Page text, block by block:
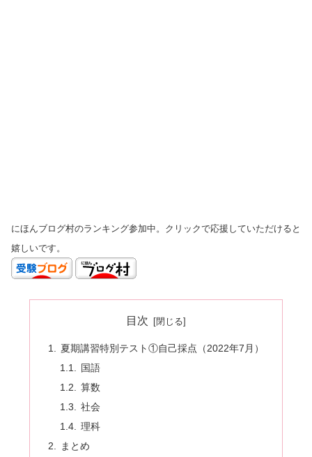
にほんブログ村のランキング参加中。クリックで応援していただけると
嬉しいです。
目次
夏期講習特別テスト①自己採点（2022年7月）
国語
算数
社会
理科
まとめ